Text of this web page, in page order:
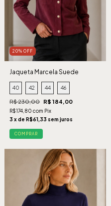
20% OFF
Jaqueta Marcela Suede
Cabernet
40 42 44 46
R$ 230,00 R$ 184,00
R$174,80 com Pix
3 x de R$61,33 sem juros
COMPRAR